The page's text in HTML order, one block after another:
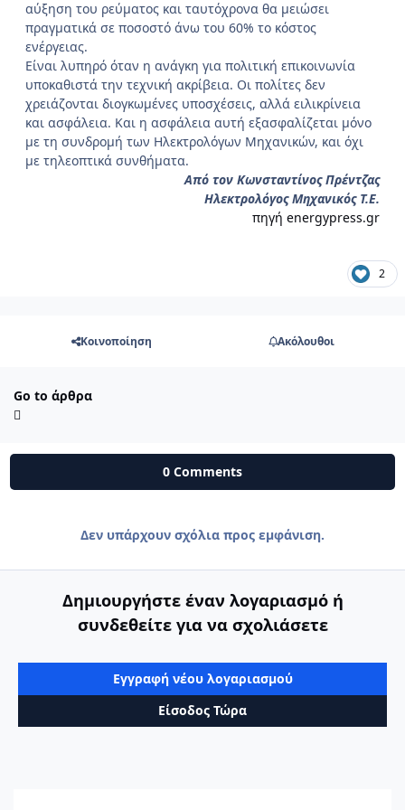
αύξηση του ρεύματος και ταυτόχρονα θα μειώσει
πραγματικά σε ποσοστό άνω του 60% το κόστος
ενέργειας.
Είναι λυπηρό όταν η ανάγκη για πολιτική επικοινωνία
υποκαθιστά την τεχνική ακρίβεια. Οι πολίτες δεν
χρειάζονται διογκωμένες υποσχέσεις, αλλά ειλικρίνεια
και ασφάλεια. Και η ασφάλεια αυτή εξασφαλίζεται μόνο
με τη συνδρομή των Ηλεκτρολόγων Μηχανικών, και όχι
με τηλεοπτικά συνθήματα.
Από τον Κωνσταντίνος Πρέντζας
Ηλεκτρολόγος Μηχανικός Τ.Ε.
πηγή energypress.gr
2
Κοινοποίηση Ακόλουθοι
Go to άρθρα
0 Comments
Δεν υπάρχουν σχόλια προς εμφάνιση.
Δημιουργήστε έναν λογαριασμό ή
συνδεθείτε για να σχολιάσετε
Εγγραφή νέου λογαριασμού
Είσοδος Τώρα